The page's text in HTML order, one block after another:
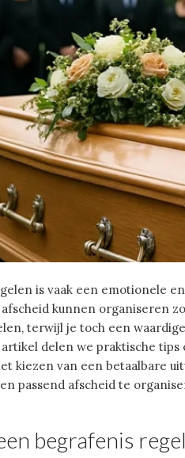
is vaak een emotionele
kunnen organiseren
terwijl je toch een
delen we praktische
kiezen van een betaalbare
passend afscheid te
begrafenis